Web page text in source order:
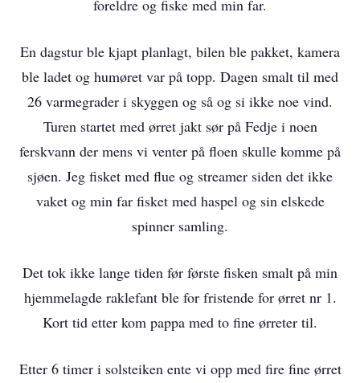
foreldre og fiske med min far.
En dagstur ble kjapt planlagt, bilen ble pakket, kamera
ble ladet og humøret var på topp. Dagen smalt til med
26 varmegrader i skyggen og så og si ikke noe vind.
Turen startet med ørret jakt sør på Fedje i noen
ferskvann der mens vi venter på floen skulle komme på
sjøen. Jeg fisket med flue og streamer siden det ikke
vaket og min far fisket med haspel og sin elskede
spinner samling.
Det tok ikke lange tiden før første fisken smalt på min
hjemmelagde raklefant ble for fristende for ørret nr 1.
Kort tid etter kom pappa med to fine ørreter til.
Etter 6 timer i solsteiken ente vi opp med fire fine ørret